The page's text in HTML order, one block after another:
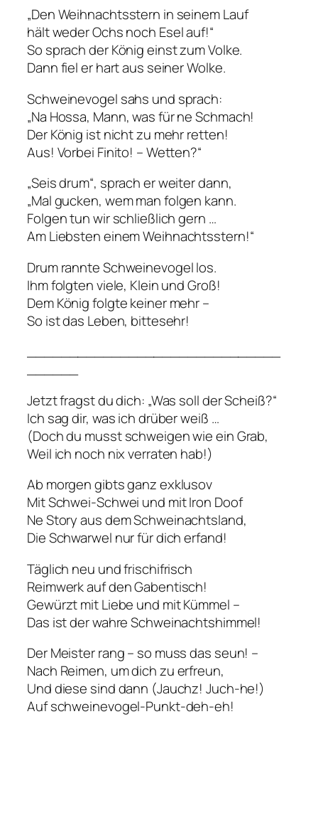
„Den Weihnachtsstern in seinem Lauf
hält weder Ochs noch Esel auf!“
So sprach der König einst zum Volke.
Dann fiel er hart aus seiner Wolke.
Schweinevogel sahs und sprach:
„Na Hossa, Mann, was für ne Schmach!
Der König ist nicht zu mehr retten!
Aus! Vorbei Finito! – Wetten?“
„Seis drum“, sprach er weiter dann,
„Mal gucken, wem man folgen kann.
Folgen tun wir schließlich gern …
Am Liebsten einem Weihnachtsstern!“
Drum rannte Schweinevogel los.
Ihm folgten viele, Klein und Groß!
Dem König folgte keiner mehr –
So ist das Leben, bittesehr!
______________________________
______
Jetzt fragst du dich: „Was soll der Scheiß?“
Ich sag dir, was ich drüber weiß …
(Doch du musst schweigen wie ein Grab,
Weil ich noch nix verraten hab!)
Ab morgen gibts ganz exklusov
Mit Schwei-Schwei und mit Iron Doof
Ne Story aus dem Schweinachtsland,
Die Schwarwel nur für dich erfand!
Täglich neu und frischifrisch
Reimwerk auf den Gabentisch!
Gewürzt mit Liebe und mit Kümmel –
Das ist der wahre Schweinachtshimmel!
Der Meister rang – so muss das seun! –
Nach Reimen, um dich zu erfreun,
Und diese sind dann (Jauchz! Juch-he!)
Auf schweinevogel-Punkt-deh-eh!